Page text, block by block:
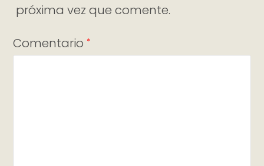
próxima vez que comente.
Comentario *